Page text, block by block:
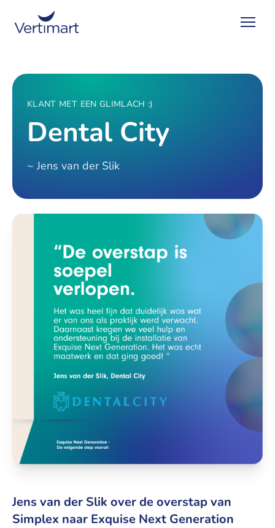
KLANT MET EEN GLIMLACH :)
Dental City
~ Jens van der Slik
Jens van der Slik over de overstap van
Simplex naar Exquise Next Generation